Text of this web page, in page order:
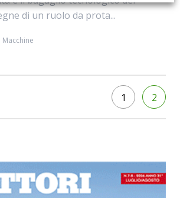
di un ruolo da prota...
Macchine
1 2